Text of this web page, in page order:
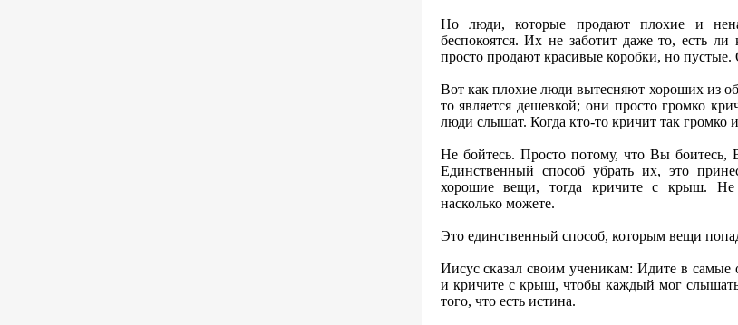
Но люди, которые продают плохие и
беспокоятся. Их не заботит даже то, есть
просто продают красивые коробки, но пустые.
Вот как плохие люди вытесняют хороших из
то является дешевкой; они просто громко
люди слышат. Когда кто-то кричит так громко
Не бойтесь. Просто потому, что Вы
Единственный способ убрать их, это
хорошие вещи, тогда кричите с крыш. Не
насколько можете.
Это единственный способ, которым вещи
Иисус сказал своим ученикам: Идите в
и кричите с крыш, чтобы каждый мог
того, что есть истина.